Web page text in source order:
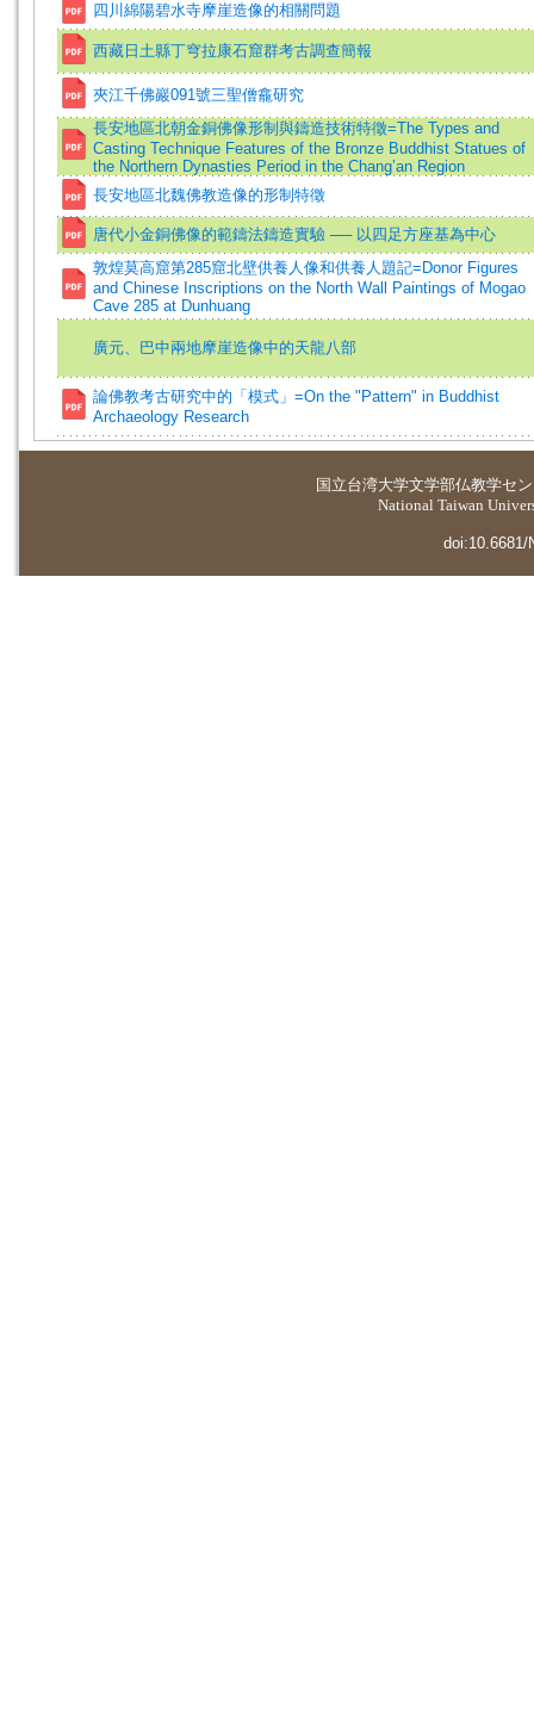
四川綿陽碧水寺摩崖造像的相關問題
西藏日土縣丁穹拉康石窟群考古調查簡報
夾江千佛巖091號三聖僧龕研究
長安地區北朝金銅佛像形制與鑄造技術特徵=The Types and
Casting Technique Features of the Bronze Buddhist Statues of
the Northern Dynasties Period in the Chang’an Region
長安地區北魏佛教造像的形制特徵
唐代小金銅佛像的範鑄法鑄造實驗 ── 以四足方座基為中心
敦煌莫高窟第285窟北壁供養人像和供養人題記=Donor Figures
and Chinese Inscriptions on the North Wall Paintings of Mogao
Cave 285 at Dunhuang
廣元、巴中兩地摩崖造像中的天龍八部
論佛教考古研究中的「模式」=On the "Pattern" in Buddhist
Archaeology Research
国立台湾大学文学部仏教学セ
National Taiwan
doi:10.6681/